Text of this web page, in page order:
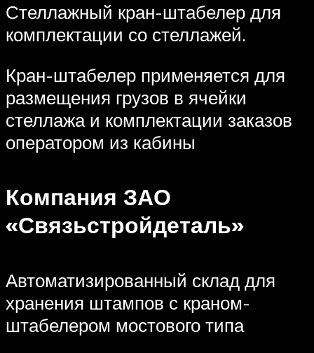
Стеллажный кран-штабелер для
комплектации со стеллажей.
Кран-штабелер применяется для
размещения грузов в ячейки
стеллажа и комплектации заказов
оператором из кабины
Компания ЗАО
«Связьстройдеталь»
Автоматизированный склад для
хранения штампов с краном-
штабелером мостового типа